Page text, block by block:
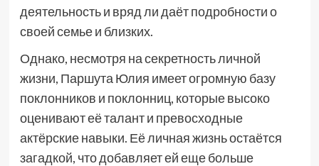
деятельность и вряд ли даёт подробности о
своей семье и близких.
Однако, несмотря на секретность личной
жизни, Паршута Юлия имеет огромную базу
поклонников и поклонниц, которые высоко
оценивают её талант и превосходные
актёрские навыки. Её личная жизнь остаётся
загадкой, что добавляет ей еще больше